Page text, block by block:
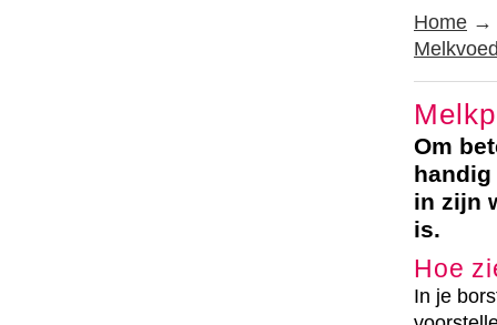
Home →
Om
in zijn
is.
Hoe
In je